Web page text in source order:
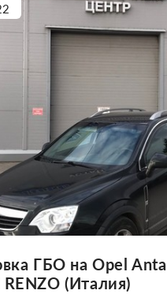
ГБО на Opel
(Италия)